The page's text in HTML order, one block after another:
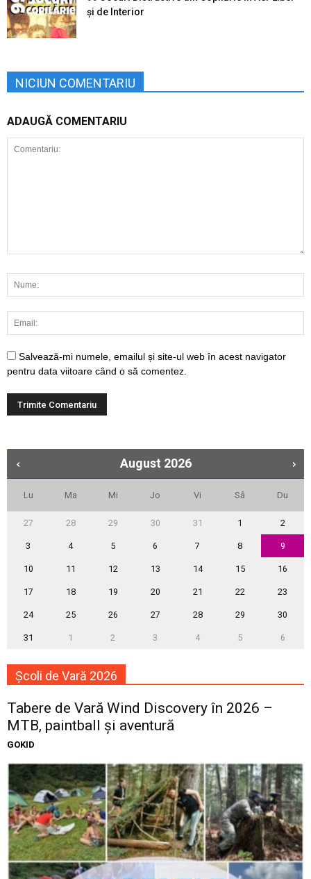
şi de Interior
NICIUN COMENTARIU
ADAUGĂ COMENTARIU
Salvează-mi numele, emailul și site-ul web în acest navigator
pentru data viitoare când o să comentez.
August 2026
Lu Ma Mi Jo Vi Sâ Du
27 28 29 30 31 1 2
3 4 5 6 7 8 9
10 11 12 13 14 15 16
17 18 19 20 21 22 23
24 25 26 27 28 29 30
31 1 2 3 4 5 6
Școli de Vară 2026
Tabere de Vară Wind Discovery în 2026 –
MTB, paintball și aventură
GOKID